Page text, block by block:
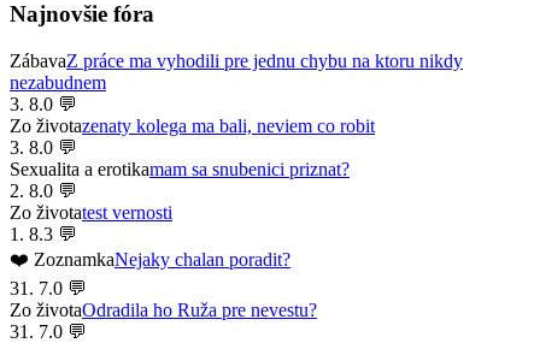
Najnovšie fóra
ZábavaZ práce ma vyhodili pre jednu chybu na ktoru nikdy
nezabudnem
3. 8.0 💬
Zo životazenaty kolega ma bali, neviem co robit
3. 8.0 💬
Sexualita a erotikamam sa snubenici priznat?
2. 8.0 💬
Zo životatest vernosti
1. 8.3 💬
❤️ ZoznamkaNejaky chalan poradit?
31. 7.0 💬
Zo životaOdradila ho Ruža pre nevestu?
31. 7.0 💬